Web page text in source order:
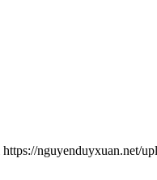
https://nguyenduyxuan.net/